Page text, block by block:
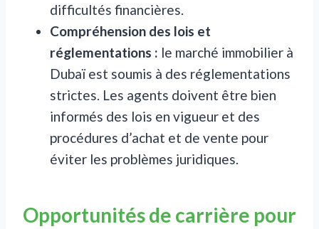
difficultés financières.
Compréhension des lois et
réglementations : le marché immobilier à
Dubaï est soumis à des réglementations
strictes. Les agents doivent être bien
informés des lois en vigueur et des
procédures d’achat et de vente pour
éviter les problèmes juridiques.
Opportunités de carrière pour